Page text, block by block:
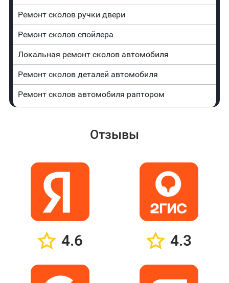
Ремонт сколов ручки двери
Ремонт сколов спойлера
Локальная ремонт сколов автомобиля
Ремонт сколов деталей автомобиля
Ремонт сколов автомобиля раптором
Отзывы
4.6 4.3